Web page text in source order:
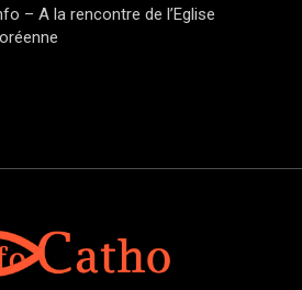
– A la rencontre de l’Eglise